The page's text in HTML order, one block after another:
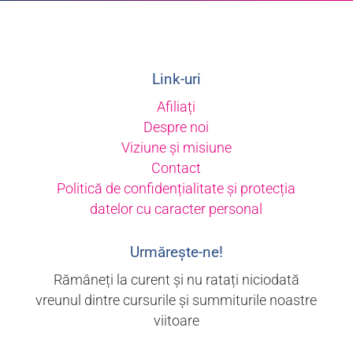
Link-uri
Afiliați
Despre noi
Viziune și misiune
Contact
Politică de confidențialitate și protecția
datelor cu caracter personal
Urmărește-ne!
Rămâneți la curent și nu ratați niciodată
vreunul dintre cursurile și summiturile noastre
viitoare